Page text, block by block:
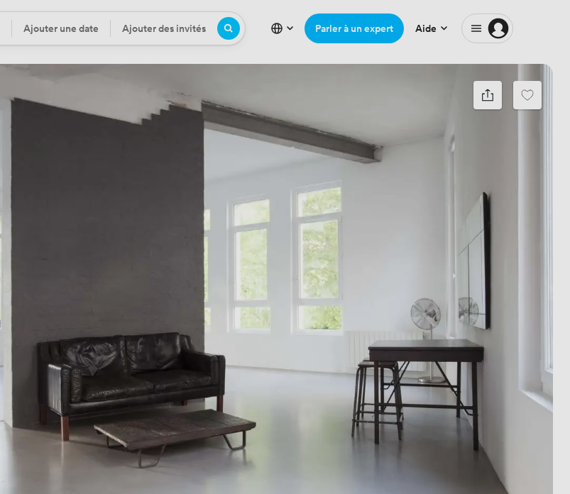
Date
Ajouter une date Participants
Ajouter des invités Parler à un expert Aide